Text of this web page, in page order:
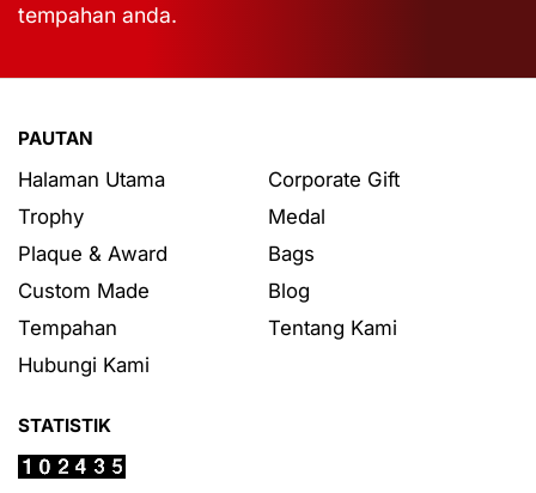
tempahan anda.
PAUTAN
Halaman Utama
Corporate Gift
Trophy
Medal
Plaque & Award
Bags
Custom Made
Blog
Tempahan
Tentang Kami
Hubungi Kami
STATISTIK